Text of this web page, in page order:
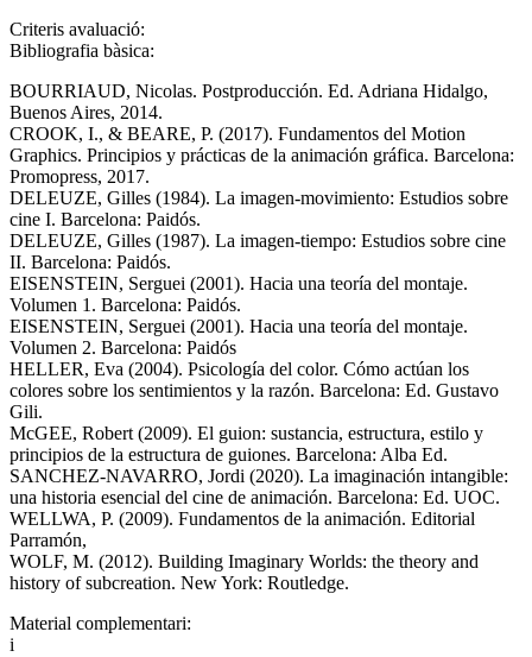
Criteris avaluació:
Bibliografia bàsica:
BOURRIAUD, Nicolas. Postproducción. Ed. Adriana Hidalgo,
Buenos Aires, 2014.
CROOK, I., & BEARE, P. (2017). Fundamentos del Motion
Graphics. Principios y prácticas de la animación gráfica. Barcelona:
Promopress, 2017.
DELEUZE, Gilles (1984). La imagen-movimiento: Estudios sobre
cine I. Barcelona: Paidós.
DELEUZE, Gilles (1987). La imagen-tiempo: Estudios sobre cine
II. Barcelona: Paidós.
EISENSTEIN, Serguei (2001). Hacia una teoría del montaje.
Volumen 1. Barcelona: Paidós.
EISENSTEIN, Serguei (2001). Hacia una teoría del montaje.
Volumen 2. Barcelona: Paidós
HELLER, Eva (2004). Psicología del color. Cómo actúan los
colores sobre los sentimientos y la razón. Barcelona: Ed. Gustavo
Gili.
McGEE, Robert (2009). El guion: sustancia, estructura, estilo y
principios de la estructura de guiones. Barcelona: Alba Ed.
SANCHEZ-NAVARRO, Jordi (2020). La imaginación intangible:
una historia esencial del cine de animación. Barcelona: Ed. UOC.
WELLWA, P. (2009). Fundamentos de la animación. Editorial
Parramón,
WOLF, M. (2012). Building Imaginary Worlds: the theory and
history of subcreation. New York: Routledge.
Material complementari:
i